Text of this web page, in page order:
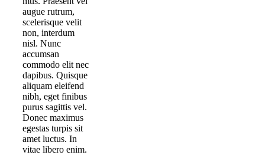
augue rutrum,
scelerisque velit
non, interdum
nisl. Nunc
accumsan
commodo elit nec
dapibus. Quisque
aliquam eleifend
nibh, eget finibus
purus sagittis vel.
Donec maximus
egestas turpis sit
amet luctus. In
vitae libero enim.